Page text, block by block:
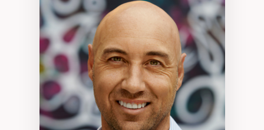
Discours sur la ville et représentations
Mosquées, formes et usages au Canada
Reconnaissance et représentations des
communautés immigrantes dans l'espace
urbain
Design architectural et urbain
Patrimoine et patrimonialisation
Études postcoloniales et décolonisation des
savoirs